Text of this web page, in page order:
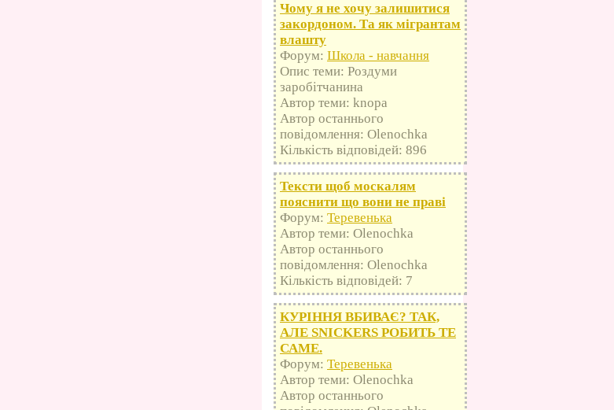
Чому я не хочу залишитися
закордоном. Та як мігрантам
влашту
Форум: Школа - навчання
Опис теми: Роздуми
заробітчанина
Автор теми: knopa
Автор останнього
повідомлення: Olenochka
Кількість відповідей: 896
Тексти щоб москалям
пояснити що вони не праві
Форум: Теревенька
Автор теми: Olenochka
Автор останнього
повідомлення: Olenochka
Кількість відповідей: 7
КУРІННЯ ВБИВАЄ? ТАК,
АЛЕ SNICKERS РОБИТЬ ТЕ
САМЕ.
Форум: Теревенька
Автор теми: Olenochka
Автор останнього